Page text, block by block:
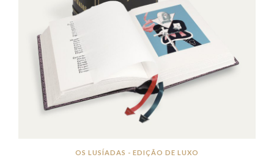
OS LUSÍADAS - EDIÇÃO DE LUXO